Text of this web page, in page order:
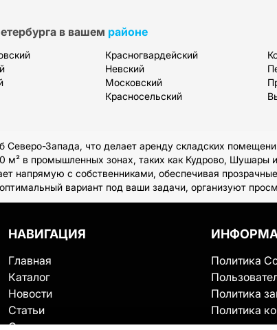
в вашем районе
Красногвардейский
Невский
Московский
Красносельский
Северо-Запада, что делает аренду складских
в промышленных зонах, таких как Кудрово,
напрямую с собственниками, обеспечивая
вариант под ваши задачи, организуют
НАВИГАЦИЯ
Главная
Каталог
Новости
Статьи
О сервисе
Политика
Политика
Политика